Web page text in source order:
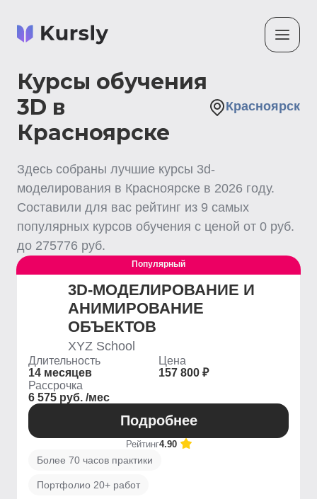
Курсы обучения
3D в
Красноярске
Красноярск
Здесь собраны лучшие курсы 3d-
моделирования в Красноярске в 2026 году.
Составили для вас рейтинг из 9 самых
популярных курсов обучения с ценой от 0 руб.
до 275776 руб.
Популярный
3D-МОДЕЛИРОВАНИЕ И
АНИМИРОВАНИЕ
ОБЪЕКТОВ
XYZ School
Длительность
14 месяцев
Цена
157 800 ₽
Рассрочка
6 575 руб. /мес
Подробнее
Рейтинг4.90
Более 70 часов практики
Портфолио 20+ работ